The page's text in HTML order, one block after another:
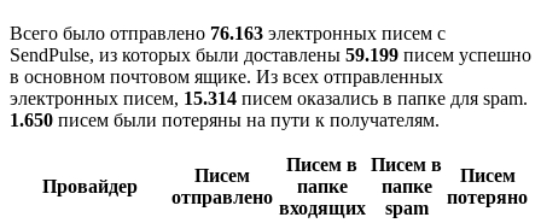
Всего было отправлено 76.163 электронных писем с
SendPulse, из которых были доставлены 59.199 писем успешно
в основном почтовом ящике. Из всех отправленных
электронных писем, 15.314 писем оказались в папке для spam.
1.650 писем были потеряны на пути к получателям.
Провайдер
Писем
отправлено
Писем в
папке
входящих
Писем в
папке
spam
Писем
потеряно